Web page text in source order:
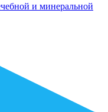
и минеральной